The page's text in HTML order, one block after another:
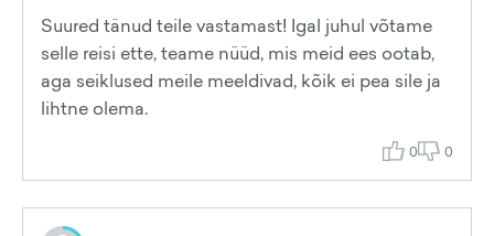
Suured tänud teile vastamast! Igal juhul võtame
selle reisi ette, teame nüüd, mis meid ees ootab,
aga seiklused meile meeldivad, kõik ei pea sile ja
lihtne olema.
0 0